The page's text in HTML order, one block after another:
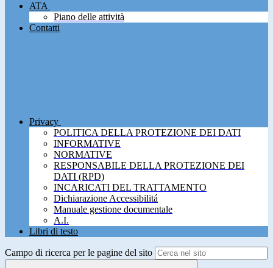
ATA
Piano delle attività
Contatti
Privacy
POLITICA DELLA PROTEZIONE DEI DATI
INFORMATIVE
NORMATIVE
RESPONSABILE DELLA PROTEZIONE DEI
DATI (RPD)
INCARICATI DEL TRATTAMENTO
Dichiarazione Accessibilitá
Manuale gestione documentale
A.I.
Libri di testo
Campo di ricerca per le pagine del sito